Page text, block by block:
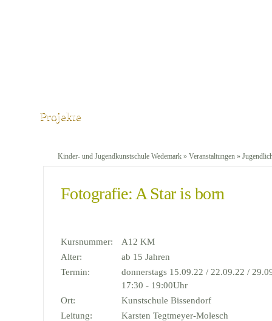
Projekte
Kinder- und Jugendkunstschule Wedemark » Veranstaltungen »
Fotografie: A Star is born
Kursnummer:
A12 KM
Alter:
ab 15 Jahren
Termin:
donnerstags 15.09.22 / 22.09.22 /
17:30 - 19:00Uhr
Ort:
Kunstschule Bissendorf
Leitung:
Karsten Tegtmeyer-Molesch